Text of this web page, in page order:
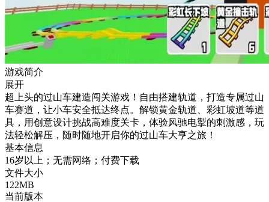
游戏简介
展开
超上头的过山车建造闯关游戏！自由搭建轨道，打造专属过山
车赛道，让小车安全抵达终点。解锁黄金轨道、彩虹坡道等道
具，用创意设计挑战高难度关卡，体验风驰电掣的刺激感，玩
法轻松解压，随时随地开启你的过山车大亨之旅！
基本信息
16岁以上；无需网络；付费下载
文件大小
122MB
当前版本